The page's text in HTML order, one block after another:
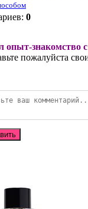
: 0
опыт-знакомство
пожалуйста